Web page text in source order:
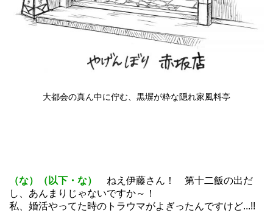
大都会の真ん中に佇む、黒塀が粋な隠れ家風料亭
（な）（以下・な）
ねえ伊藤さん！ 第十二飯の出だ
し、あんまりじゃないですか～！
私、婚活やってた時のトラウマがよぎったんですけど...!!